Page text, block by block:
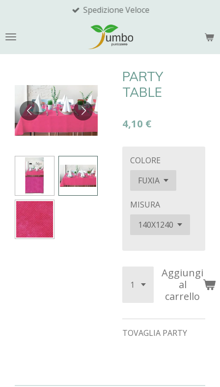
contenuto
Spedizione Veloce
PARTY
TABLE
4,10 €
COLORE
MISURA
Aggiungi
al
carrello
TOVAGLIA PARTY